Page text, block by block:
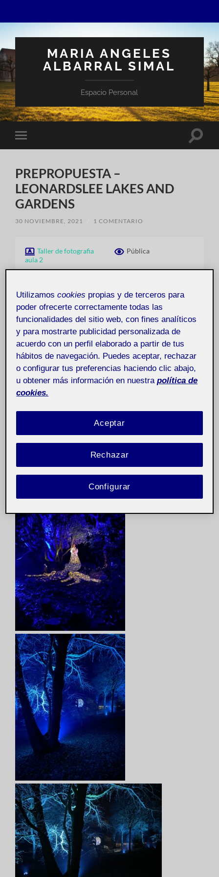
MARIA ANGELES
ALBARRAL SIMAL
Espacio Personal
Alternar
el
PREPROPUESTA –
LEONARDSLEE LAKES AND
GARDENS
30 NOVIEMBRE, 2021 1 COMENTARIO
Taller de fotografia
aula 2
Pública
Utilizamoscookies propias y de terceros para
poder ofrecerte correctamente todas las
funcionalidades del sitio web, con fines analíticos
y para mostrarte publicidad personalizada de
acuerdo con un perfil elaborado a partir de tus
hábitos de navegación. Puedes aceptar, rechazar
o configurar tus preferencias haciendo clic abajo,
u obtener más información en nuestra política de
cookies.
Rechazar
Aceptar
Configurar